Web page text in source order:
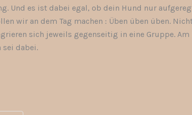
Und es ist dabei egal, ob dein Hund nur
wir an dem Tag machen : Üben üben üben.
sich jeweils gegenseitig in eine Gruppe. Am
sei dabei.